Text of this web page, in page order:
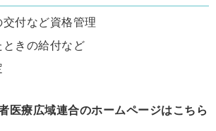
付など資格管理
ときの給付など
医療広域連合のホームページはこちら